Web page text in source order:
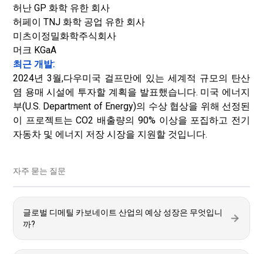
허난 GP 화학 유한 회사
허페이 TNJ 화학 공업 유한 회사
미츠이정밀화학주식회사
머크 KGaA
최근 개발:
2024년 3월,다우미국 걸프만에 있는 세계적 규모의 탄산
염 용매 시설에 투자할 계획을 발표했습니다. 미국 에너지
부(U.S. Department of Energy)의 수상 협상을 위해 선정된
이 프로젝트는 CO2 배출량의 90% 이상을 포집하고 전기
자동차 및 에너지 저장 시장을 지원할 것입니다.
자주 묻는 질문
글로벌 디메틸 카보네이트 산업의 예상 성장은 무엇입니
까?